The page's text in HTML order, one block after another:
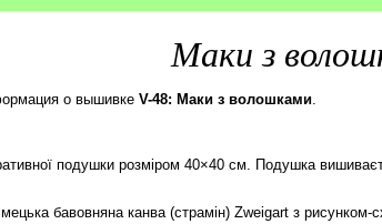
Маки з
о вышивке V-48: Маки з волошками.
подушки розміром 40×40 см. Подушка
бавовняна канва (страмін) Zweigart з